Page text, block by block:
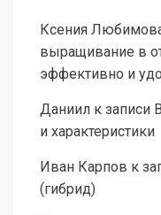
Ксения
выращивание в
эффективно и
Даниил к записи
и характеристики
Иван Карпов к
(гибрид)